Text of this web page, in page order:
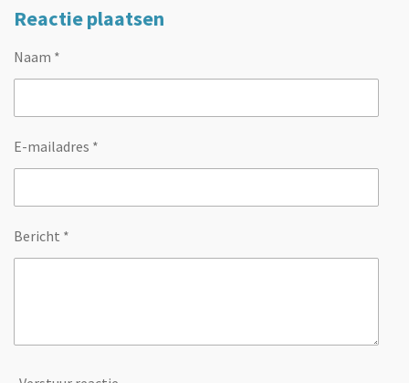
Reactie plaatsen
Naam *
E-mailadres *
Bericht *